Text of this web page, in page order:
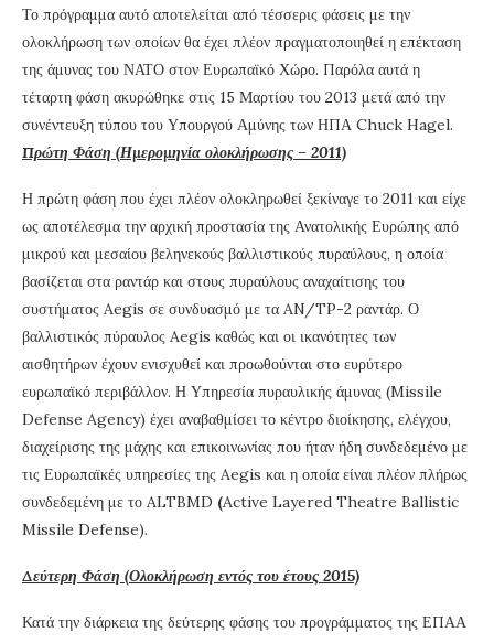
Το πρόγραμμα αυτό αποτελείται από τέσσερις φάσεις με την
ολοκλήρωση των οποίων θα έχει πλέον πραγματοποιηθεί η επέκταση
της άμυνας του ΝΑΤΟ στον Ευρωπαϊκό Χώρο. Παρόλα αυτά η
τέταρτη φάση ακυρώθηκε στις 15 Μαρτίου του 2013 μετά από την
συνέντευξη τύπου του Υπουργού Αμύνης των ΗΠΑ Chuck Hagel.
Πρώτη Φάση (Ημερομηνία ολοκλήρωσης – 2011)
Η πρώτη φάση που έχει πλέον ολοκληρωθεί ξεκίναγε το 2011 και είχε
ως αποτέλεσμα την αρχική προστασία της Ανατολικής Ευρώπης από
μικρού και μεσαίου βεληνεκούς βαλλιστικούς πυραύλους, η οποία
βασίζεται στα ραντάρ και στους πυραύλους αναχαίτισης του
συστήματος Aegis σε συνδυασμό με τα AN/TP-2 ραντάρ. Ο
βαλλιστικός πύραυλος Aegis καθώς και οι ικανότητες των
αισθητήρων έχουν ενισχυθεί και προωθούνται στο ευρύτερο
ευρωπαϊκό περιβάλλον. Η Υπηρεσία πυραυλικής άμυνας (Missile
Defense Agency) έχει αναβαθμίσει το κέντρο διοίκησης, ελέγχου,
διαχείρισης της μάχης και επικοινωνίας που ήταν ήδη συνδεδεμένο με
τις Ευρωπαϊκές υπηρεσίες της Aegis και η οποία είναι πλέον πλήρως
συνδεδεμένη με το ALTBMD (Active Layered Theatre Ballistic
Missile Defense).
Δεύτερη Φάση (Ολοκλήρωση εντός του έτους 2015)
Κατά την διάρκεια της δεύτερης φάσης του προγράμματος της ΕΠΑΑ